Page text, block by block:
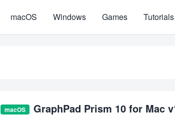
macOS Windows Games Tutorials
macOS GraphPad Prism 10 for Mac